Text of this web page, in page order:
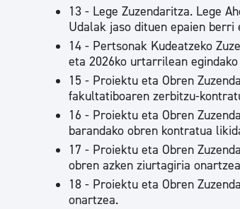
13 - Lege Zuzendaritza. Lege
Udalak jaso dituen epaien berri
14 - Pertsonak Kudeatzeko
eta 2026ko urtarrilean
15 - Proiektu eta Obren
fakultatiboaren zerbitzu-
16 - Proiektu eta Obren
barandako obren kontratua
17 - Proiektu eta Obren
obren azken ziurtagiria
18 - Proiektu eta Obren
onartzea.